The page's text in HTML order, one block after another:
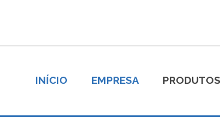
INÍCIO EMPRESA PRODUTOS